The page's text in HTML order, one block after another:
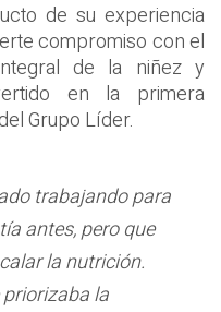
de su experiencia
compromiso con el
de la niñez y
en la primera
Grupo Líder.
trabajando para
antes, pero que
la nutrición.
la